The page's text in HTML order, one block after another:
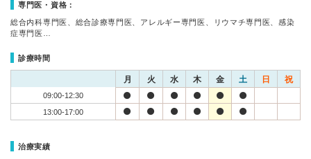
専門医・資格：
総合内科専門医、総合診療専門医、アレルギー専門医、リウマチ専門医、感染
症専門医…
診療時間
月 火 水 木 金 土 日 祝
09:00-12:30
13:00-17:00
治療実績